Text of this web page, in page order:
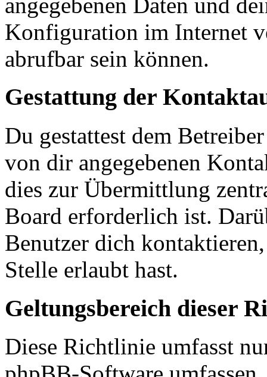
Konfiguration im Internet
abrufbar sein können.
Gestattung der
Du gestattest dem
von dir angegebenen
dies zur Übermittlung
Board erforderlich ist.
Benutzer dich
Stelle erlaubt hast.
Geltungsbereich dieser
Diese Richtlinie umfasst